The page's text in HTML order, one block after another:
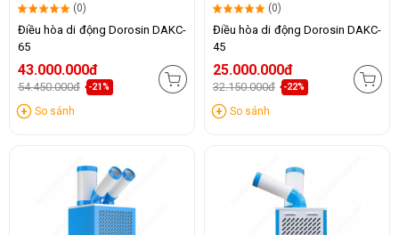
(0)
Điều hòa di động Dorosin DAKC-
65
43.000.000đ
54.450.000đ -21%
So sánh
(0)
Điều hòa di động Dorosin DAKC-
45
25.000.000đ
32.150.000đ -22%
So sánh